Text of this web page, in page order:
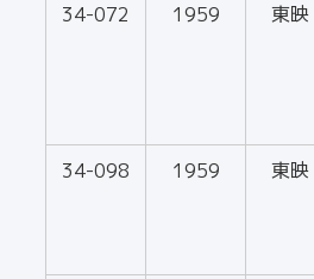
34-072
1959 東映
34-098 1959 東映